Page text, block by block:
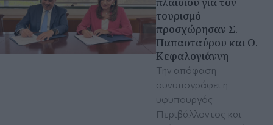
τουρισμό
προσχώρησαν Σ.
Παπασταύρου και Ο.
Κεφαλογιάννη
Την απόφαση
συνυπογράφει η
υφυπουργός
Περιβάλλοντος και